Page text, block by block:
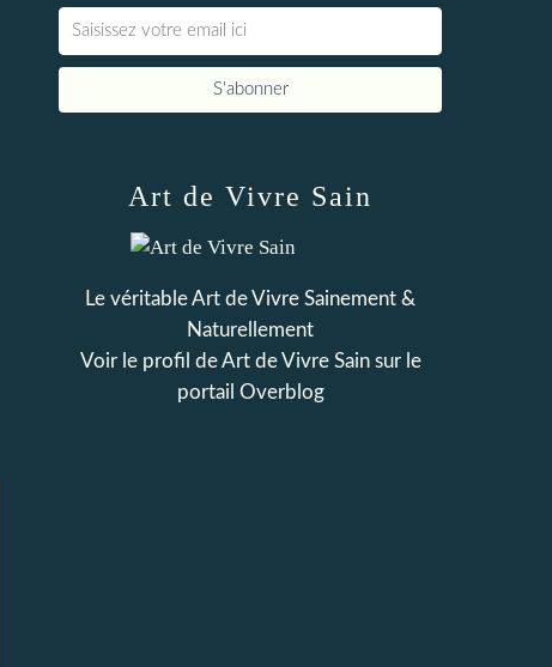
Art de Vivre Sain
Le véritable Art de Vivre Sainement &
Naturellement
Voir le profil deArt de Vivre Sainsur le
portail Overblog